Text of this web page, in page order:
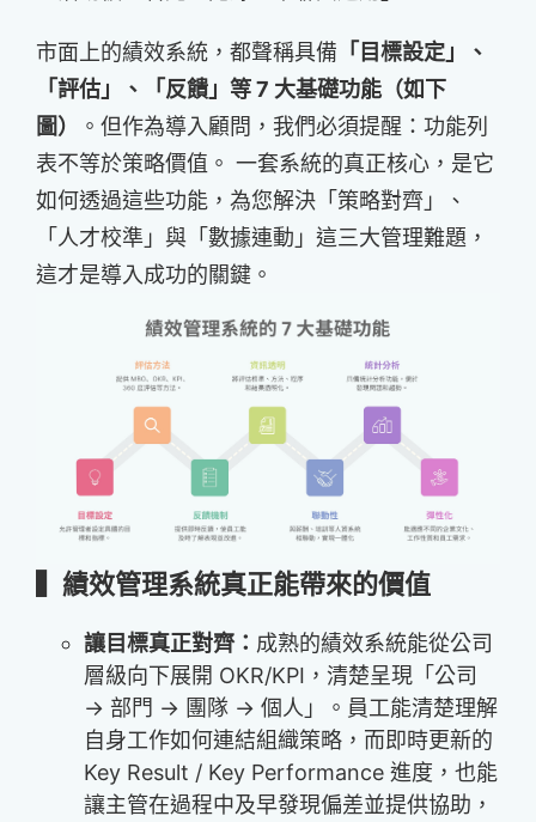
市面上的績效系統，都聲稱具備 「目標設定」、
「評估」、「反饋」等 7 大基礎功能（如下
圖）
。但作為導入顧問，我們必須提醒：功能列
表不等於策略價值。 一套系統的真正核心，是它
如何透過這些功能，為您解決「策略對齊」、
「人才校準」與「數據連動」這三大管理難題，
這才是導入成功的關鍵。
▍績效管理系統真正能帶來的價值
讓目標真正對齊： 成熟的績效系統能從公司
層級向下展開 OKR/KPI，清楚呈現「公司
→ 部門 → 團隊 → 個人」。員工能清楚理解
自身工作如何連結組織策略，而即時更新的
Key Result / Key Performance 進度，也能
讓主管在過程中及早發現偏差並提供協助，